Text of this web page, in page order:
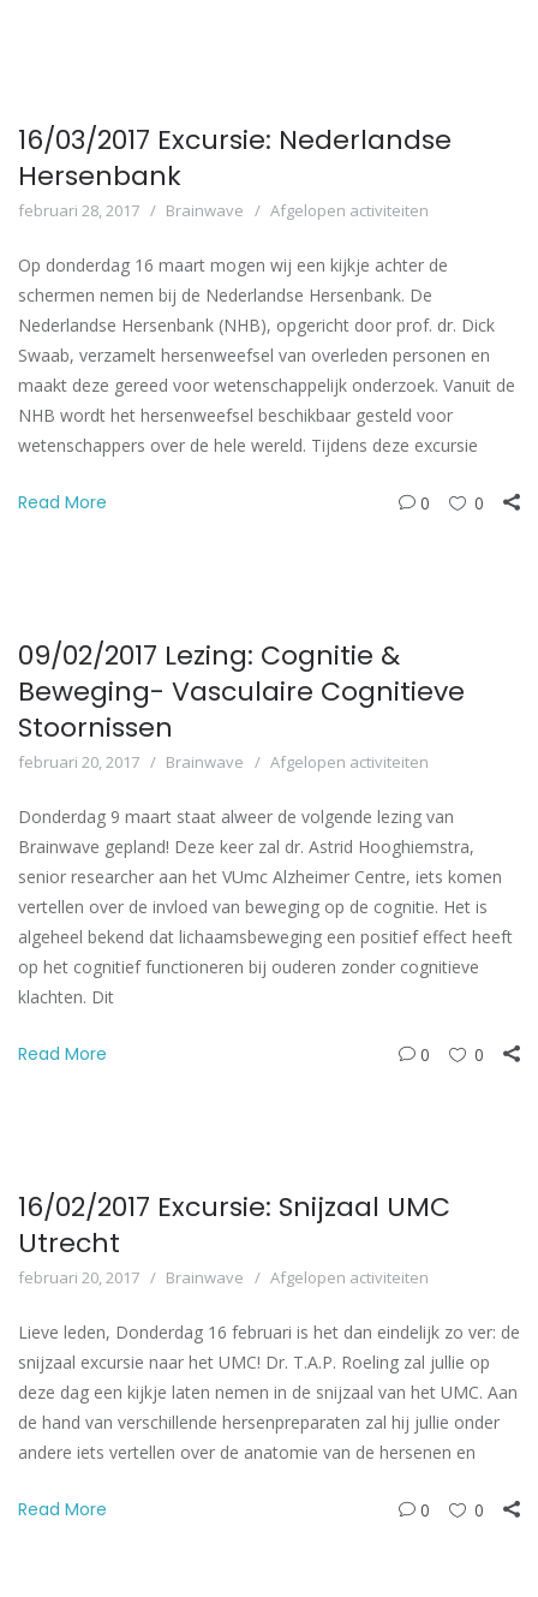
16/03/2017 Excursie: Nederlandse
Hersenbank
februari 28, 2017 Brainwave Afgelopen activiteiten
Op donderdag 16 maart mogen wij een kijkje achter de
schermen nemen bij de Nederlandse Hersenbank. De
Nederlandse Hersenbank (NHB), opgericht door prof. dr. Dick
Swaab, verzamelt hersenweefsel van overleden personen en
maakt deze gereed voor wetenschappelijk onderzoek. Vanuit de
NHB wordt het hersenweefsel beschikbaar gesteld voor
wetenschappers over de hele wereld. Tijdens deze excursie
Read More 0 0
09/02/2017 Lezing: Cognitie &
Beweging- Vasculaire Cognitieve
Stoornissen
februari 20, 2017 Brainwave Afgelopen activiteiten
Donderdag 9 maart staat alweer de volgende lezing van
Brainwave gepland! Deze keer zal dr. Astrid Hooghiemstra,
senior researcher aan het VUmc Alzheimer Centre, iets komen
vertellen over de invloed van beweging op de cognitie. Het is
algeheel bekend dat lichaamsbeweging een positief effect heeft
op het cognitief functioneren bij ouderen zonder cognitieve
klachten. Dit
Read More 0 0
16/02/2017 Excursie: Snijzaal UMC
Utrecht
februari 20, 2017 Brainwave Afgelopen activiteiten
Lieve leden, Donderdag 16 februari is het dan eindelijk zo ver: de
snijzaal excursie naar het UMC! Dr. T.A.P. Roeling zal jullie op
deze dag een kijkje laten nemen in de snijzaal van het UMC. Aan
de hand van verschillende hersenpreparaten zal hij jullie onder
andere iets vertellen over de anatomie van de hersenen en
Read More 0 0